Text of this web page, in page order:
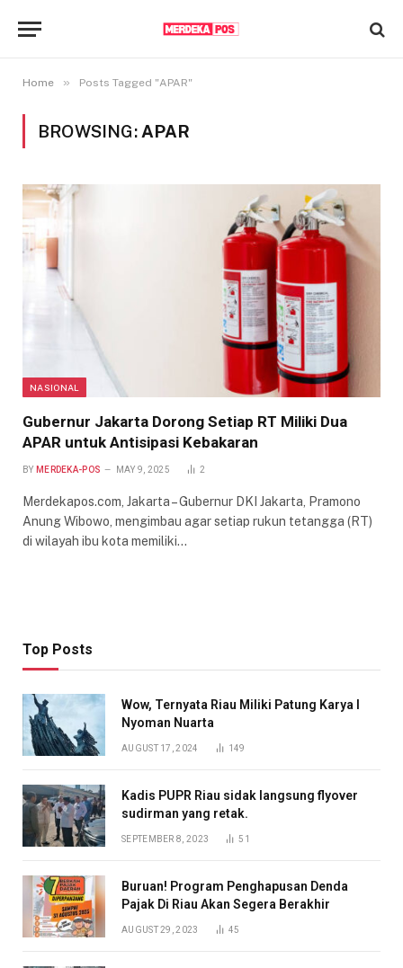
Home » Posts Tagged "APAR"
BROWSING: APAR
NASIONAL
Gubernur Jakarta Dorong Setiap RT Miliki Dua
APAR untuk Antisipasi Kebakaran
BY MERDEKA-POS MAY 9, 2025 2
Merdekapos.com, Jakarta – Gubernur DKI Jakarta, Pramono
Anung Wibowo, mengimbau agar setiap rukun tetangga (RT)
di wilayah ibu kota memiliki…
Top Posts
Wow, Ternyata Riau Miliki Patung Karya I
Nyoman Nuarta
AUGUST 17, 2024 149
Kadis PUPR Riau sidak langsung flyover
sudirman yang retak.
SEPTEMBER 8, 2023 51
Buruan! Program Penghapusan Denda
Pajak Di Riau Akan Segera Berakhir
AUGUST 29, 2023 45